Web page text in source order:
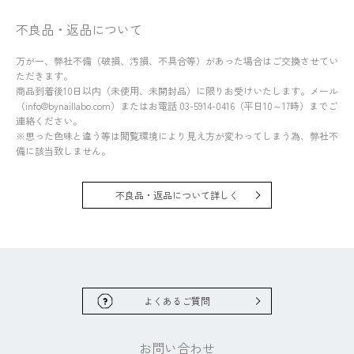
不良品・返品について
万が一、弊社不備（破損、汚損、不具合等）があった場合はご交換させてい
ただきます。
商品到着後10日以内（未使用、未開封品）に限りお受けいたします。メール
（info@bynaillabo.com）またはお電話 03-5914-0416（平日10～17時）までご
連絡ください。
※思った色味と違う等は閲覧環境により見え方が変わってしまう為、弊社不
備に該当致しません。
不良品・返品について詳しく
よくあるご質問
お問い合わせ